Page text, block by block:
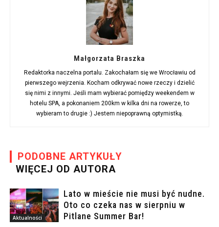
Małgorzata Braszka
Redaktorka naczelna portalu. Zakochałam się we Wrocławiu od
pierwszego wejrzenia. Kocham odkrywać nowe rzeczy i dzielić
się nimi z innymi. Jeśli mam wybierać pomiędzy weekendem w
hotelu SPA, a pokonaniem 200km w kilka dni na rowerze, to
wybieram to drugie :) Jestem niepoprawną optymistką.
PODOBNE ARTYKUŁY
WIĘCEJ OD AUTORA
Aktualności
Lato w mieście nie musi być nudne.
Oto co czeka nas w sierpniu w
Pitlane Summer Bar!